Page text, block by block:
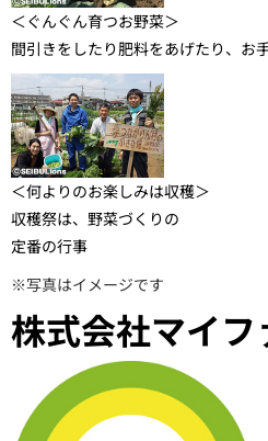
＜ぐんぐん育つお野菜＞
間引きをしたり肥料をあげたり、お
＜何よりのお楽しみは収穫＞
収穫祭は、野菜づくりの
定番の行事
※写真はイメージです
株式会社マイ